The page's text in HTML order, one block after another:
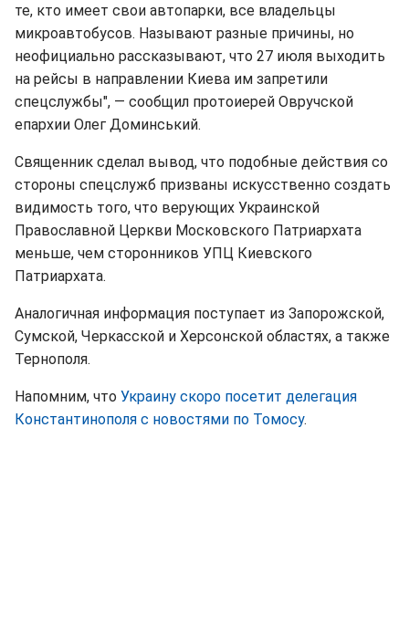
те, кто имеет свои автопарки, все владельцы
микроавтобусов. Называют разные причины, но
неофициально рассказывают, что 27 июля выходить
на рейсы в направлении Киева им запретили
спецслужбы", — сообщил протоиерей Овручской
епархии Олег Доминський.
Священник сделал вывод, что подобные действия со
стороны спецслужб призваны искусственно создать
видимость того, что верующих Украинской
Православной Церкви Московского Патриархата
меньше, чем сторонников УПЦ Киевского
Патриархата.
Аналогичная информация поступает из Запорожской,
Сумской, Черкасской и Херсонской областях, а также
Тернополя.
Напомним, что Украину скоро посетит делегация
Константинополя с новостями по Томосу.